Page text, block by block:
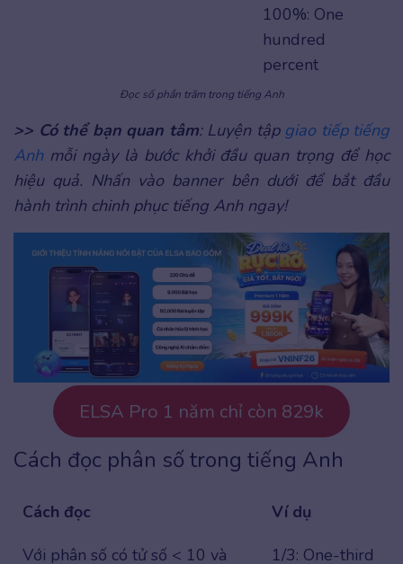
100%: One
hundred
percent
Đọc số phần trăm trong tiếng Anh
>> Có thể bạn quan tâm: Luyện tập giao tiếp tiếng
Anhmỗi ngày là bước khởi đầu quan trọng để học
hiệu quả. Nhấn vào banner bên dưới để bắt đầu
hành trình chinh phục tiếng Anh ngay!
ELSA Pro 1 năm chỉ còn 829k
Cách đọc phân số trong tiếng Anh
Cách đọc
Ví dụ
Với phân số có tử số < 10 và
1/3: One-third